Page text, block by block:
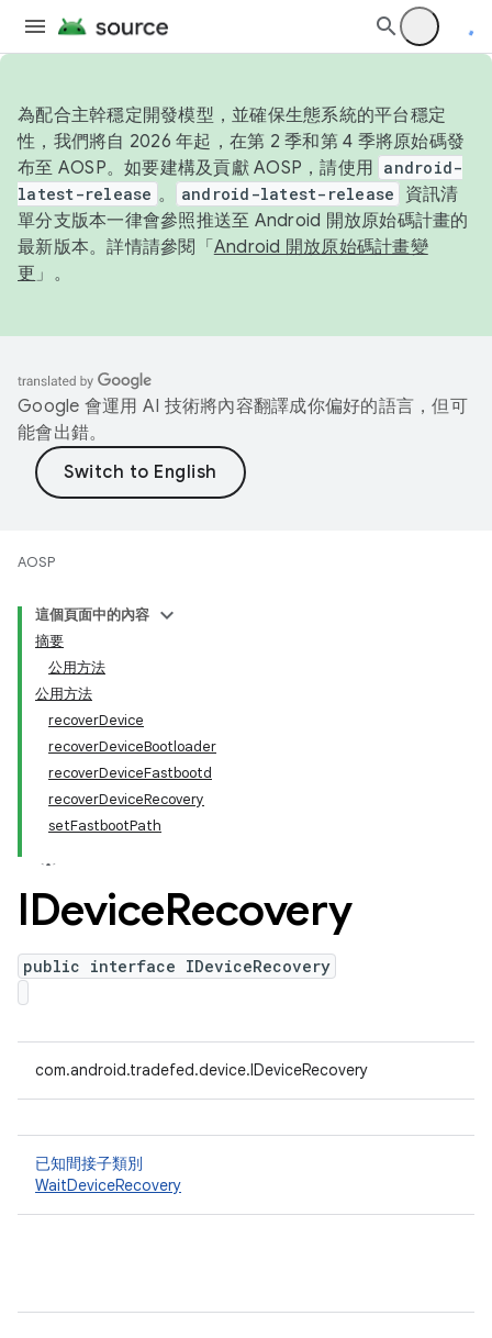
為配合主幹穩定開發模型，並確保生態系統的平台穩定
性，我們將自 2026 年起，在第 2 季和第 4 季將原始碼發
布至 AOSP。如要建構及貢獻 AOSP，請使用 android-
latest-release 。 android-latest-release
資訊清
單分支版本一律會參照推送至 Android 開放原始碼計畫的
最新版本。詳情請參閱「 Android 開放原始碼計畫變
更 」。
Google 會運用 AI 技術將內容翻譯成你偏好的語言，但可
能會出錯。
AOSP
這個頁面中的內容
摘要
公用方法
公用方法
recoverDevice
recoverDeviceBootloader
recoverDeviceFastbootd
recoverDeviceRecovery
setFastbootPath
IDeviceRecovery
public interface IDeviceRecovery
com.android.tradefed.device.IDeviceRecovery
已知間接子類別
WaitDeviceRecovery